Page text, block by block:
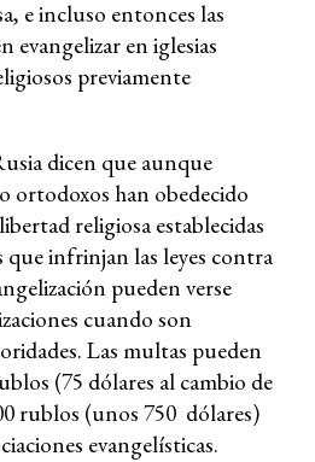
e incluso entonces las
evangelizar en iglesias
previamente
dicen que aunque
ortodoxos han obedecido
religiosa establecidas
infrinjan las leyes contra
pueden verse
cuando son
Las multas pueden
(75 dólares al cambio de
rublos (unos 750 dólares)
evangelísticas.